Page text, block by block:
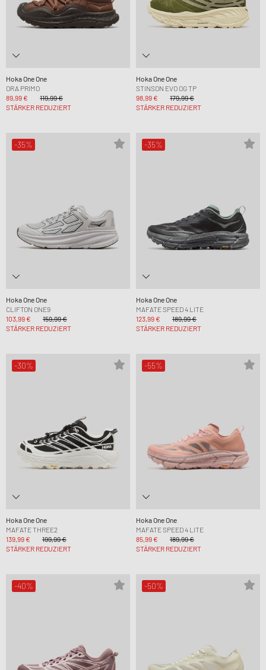
Hoka One One
ORA PRIMO
89,99 €
119,99 €
STÄRKER REDUZIERT
Hoka One One
STINSON EVO OG TP
98,99 €
179,99 €
STÄRKER REDUZIERT
-35%
Hoka One One
CLIFTON ONE9
103,99 €
159,99 €
STÄRKER REDUZIERT
-35%
Hoka One One
MAFATE SPEED 4 LITE
123,99 €
189,99 €
STÄRKER REDUZIERT
-30%
Hoka One One
MAFATE THREE2
139,99 €
199,99 €
STÄRKER REDUZIERT
-55%
Hoka One One
MAFATE SPEED 4 LITE
85,99 €
189,99 €
STÄRKER REDUZIERT
-40% -50%